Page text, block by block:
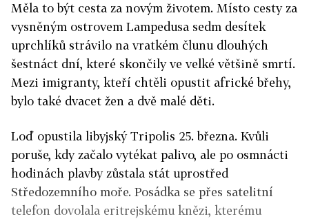
Měla to být cesta za novým životem. Místo cesty za
vysněným ostrovem Lampedusa sedm desítek
uprchlíků strávilo na vratkém člunu dlouhých
šestnáct dní, které skončily ve velké většině smrtí.
Mezi imigranty, kteří chtěli opustit africké břehy,
bylo také dvacet žen a dvě malé děti.
Loď opustila libyjský Tripolis 25. března. Kvůli
poruše, kdy začalo vytékat palivo, ale po osmnácti
hodinách plavby zůstala stát uprostřed
Středozemního moře. Posádka se přes satelitní
telefon dovolala eritrejskému knězi, kterému